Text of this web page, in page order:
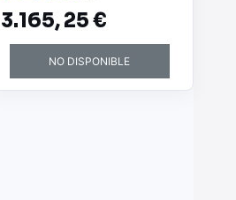
3.165,25 €
NO DISPONIBLE